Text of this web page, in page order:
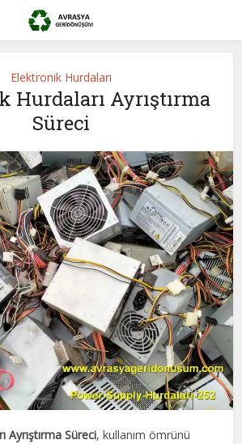
Elektronik Hurdaları
Hurdaları Ayrıştırma
Süreci
Ayrıştırma Süreci, kullanım ömrünü